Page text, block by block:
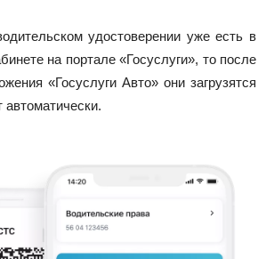
удостоверении уже есть в
на портале «Госуслуги», то после
«Госуслуги Авто» они загрузятся